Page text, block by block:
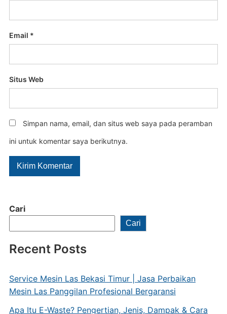
Cari
Cari
Recent Posts
Service Mesin Las Bekasi Timur | Jasa Perbaikan
Mesin Las Panggilan Profesional Bergaransi
Apa Itu E-Waste? Pengertian, Jenis, Dampak & Cara
Email *
Situs Web
Simpan nama, email, dan situs web saya pada peramban
ini untuk komentar saya berikutnya.